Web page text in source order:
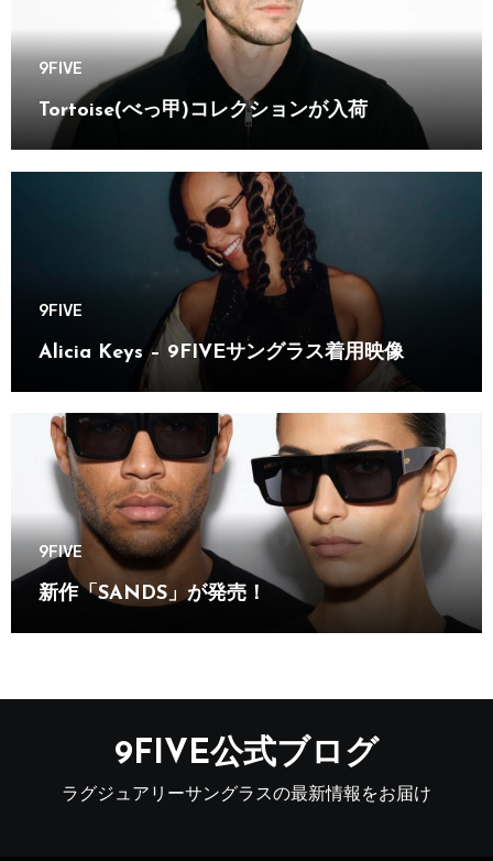
9FIVE
Tortoise(べっ甲)コレクションが入荷
9FIVE
Alicia Keys – 9FIVEサングラス着用映像
9FIVE
新作「SANDS」が発売！
9FIVE公式ブログ
ラグジュアリーサングラスの最新情報をお届け